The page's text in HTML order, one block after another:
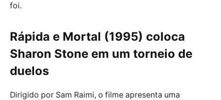
foi.
Rápida e Mortal (1995) coloca
Sharon Stone em um torneio de
duelos
Dirigido por Sam Raimi, o filme apresenta uma